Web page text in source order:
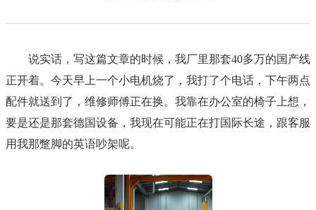
说实话，写这篇文章的时候，我厂里那套40多万的国产线
正开着。今天早上一个小电机烧了，我打了个电话，下午两点
配件就送到了，维修师傅正在换。我靠在办公室的椅子上想，
要是还是那套德国设备，我现在可能正在打国际长途，跟客服
用我那蹩脚的英语吵架呢。